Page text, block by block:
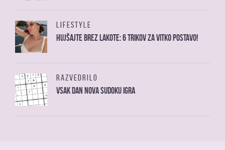
LIFESTYLE
Hujšajte brez lakote: 6 trikov za vitko postavo!
RAZVEDRILO
Vsak dan nova sudoku igra